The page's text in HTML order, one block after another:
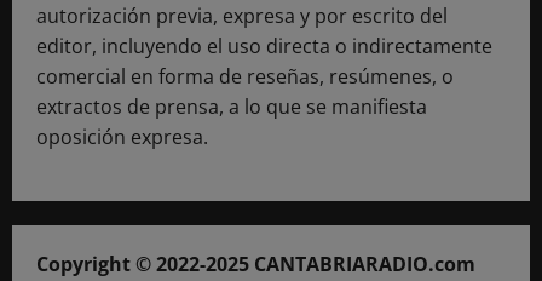
autorización previa, expresa y por escrito del
editor, incluyendo el uso directa o indirectamente
comercial en forma de reseñas, resúmenes, o
extractos de prensa, a lo que se manifiesta
oposición expresa.
Copyright © 2022-2025 CANTABRIARADIO.com